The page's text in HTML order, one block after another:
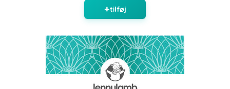
tilføj